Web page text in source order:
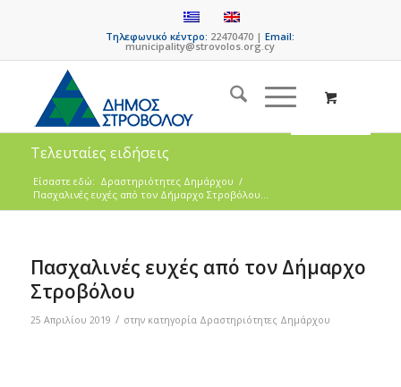
Τηλεφωνικό κέντρο: 22470470 |Email:
municipality@strovolos.org.cy
Τελευταίες ειδήσεις
Είσαστε εδώ: Δραστηριότητες Δημάρχου /
Πασχαλινές ευχές από τον Δήμαρχο Στροβόλου...
Πασχαλινές ευχές από τον Δήμαρχο
Στροβόλου
25 Απριλίου 2019 / στην κατηγορία Δραστηριότητες Δημάρχου